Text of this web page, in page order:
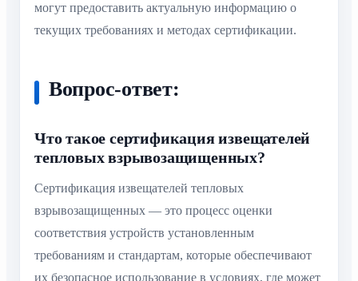
могут предоставить актуальную информацию о
текущих требованиях и методах сертификации.
Вопрос-ответ:
Что такое сертификация извещателей
тепловых взрывозащищенных?
Сертификация извещателей тепловых
взрывозащищенных — это процесс оценки
соответствия устройств установленным
требованиям и стандартам, которые обеспечивают
их безопасное использование в условиях, где может